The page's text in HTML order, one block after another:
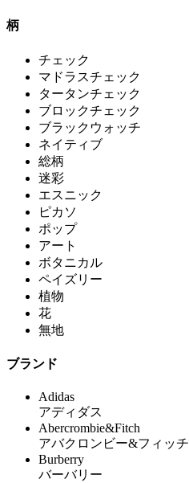
柄
チェック
マドラスチェック
タータンチェック
ブロックチェック
ブラックウォッチ
ネイティブ
総柄
迷彩
エスニック
ピカソ
ポップ
アート
ボタニカル
ペイズリー
植物
花
無地
ブランド
Adidas
アディダス
Abercrombie&Fitch
アバクロンビー&フィッチ
Burberry
バーバリー